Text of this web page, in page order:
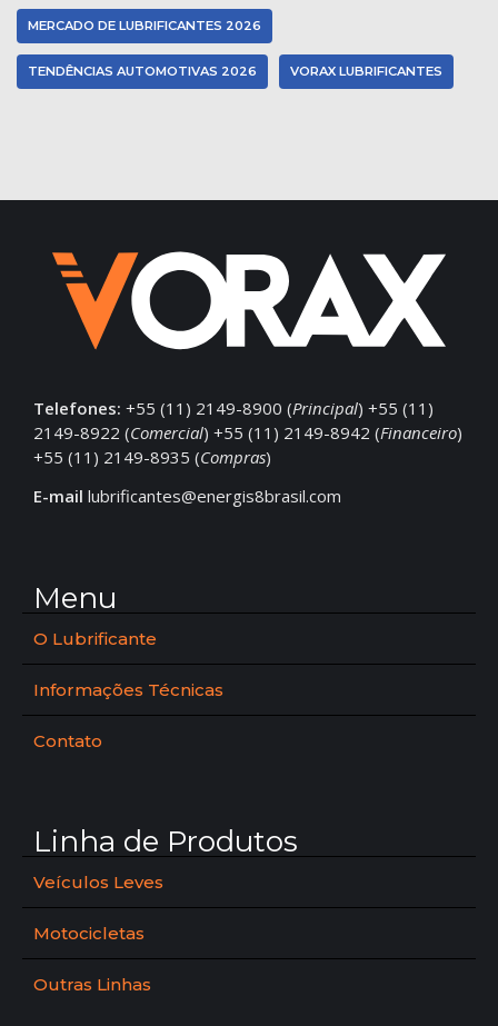
MERCADO DE LUBRIFICANTES 2026
TENDÊNCIAS AUTOMOTIVAS 2026 VORAX LUBRIFICANTES
Telefones: +55 (11) 2149-8900 (Principal) +55 (11)
2149-8922 (Comercial) +55 (11) 2149-8942 (Financeiro)
+55 (11) 2149-8935 (Compras)
E-mail lubrificantes@energis8brasil.com
Menu
O Lubrificante
Informações Técnicas
Contato
Linha de Produtos
Veículos Leves
Motocicletas
Outras Linhas